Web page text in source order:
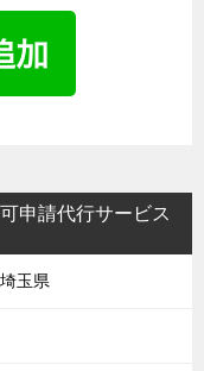
申請代行サービス
玉県